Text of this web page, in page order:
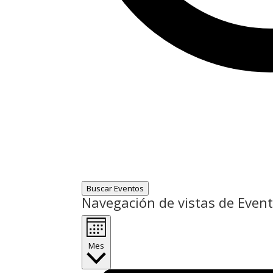
Buscar Eventos
Navegación de vistas de
Mes